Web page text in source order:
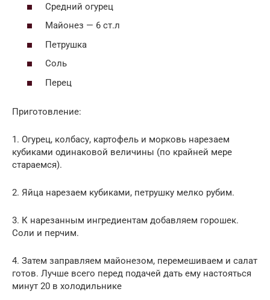
Средний огурец
Майонез — 6 ст.л
Петрушка
Соль
Перец
Приготовление:
1. Огурец, колбасу, картофель и морковь нарезаем
кубиками одинаковой величины (по крайней мере
стараемся).
2. Яйца нарезаем кубиками, петрушку мелко рубим.
3. К нарезанным ингредиентам добавляем горошек.
Соли и перчим.
4. Затем заправляем майонезом, перемешиваем и салат
готов. Лучше всего перед подачей дать ему настояться
минут 20 в холодильнике